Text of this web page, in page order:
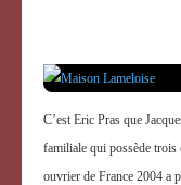
C’est Eric Pras que
familiale qui possède trois
ouvrier de France 2004 a